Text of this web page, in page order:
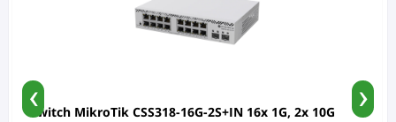
Switch MikroTik CSS318-16G-2S+IN 16x 1G, 2x 10G
‹ ›